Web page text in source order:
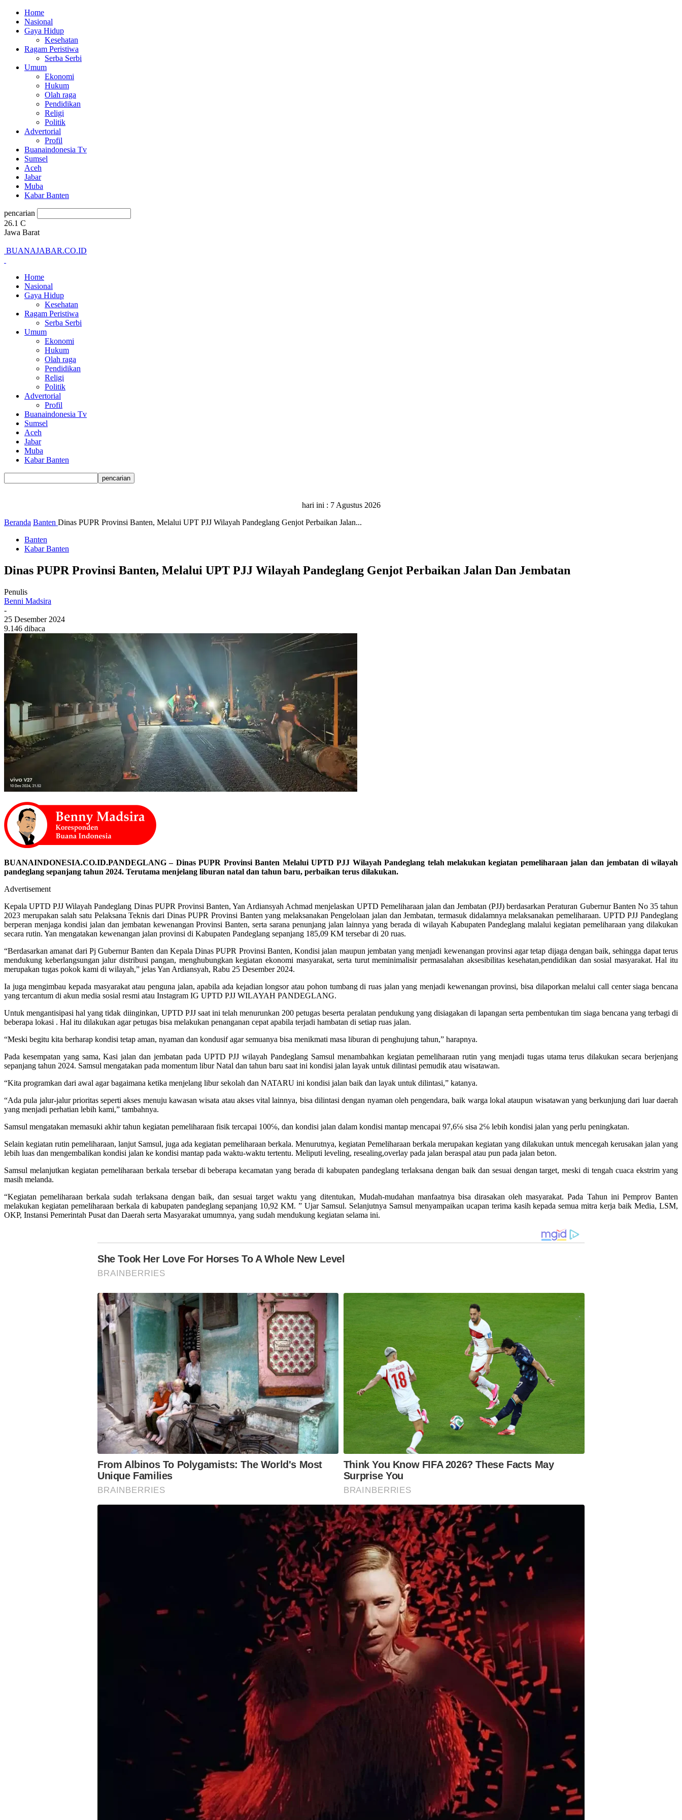
Home
Nasional
Gaya Hidup
Kesehatan
Ragam Peristiwa
Serba Serbi
Umum
Ekonomi
Hukum
Olah raga
Pendidikan
Religi
Politik
Advertorial
Profil
Buanaindonesia Tv
Sumsel
Aceh
Jabar
Muba
Kabar Banten
pencarian
26.1 C
Jawa Barat
BUANAJABAR.CO.ID
Home
Nasional
Gaya Hidup
Kesehatan
Ragam Peristiwa
Serba Serbi
Umum
Ekonomi
Hukum
Olah raga
Pendidikan
Religi
Politik
Advertorial
Profil
Buanaindonesia Tv
Sumsel
Aceh
Jabar
Muba
Kabar Banten
hari ini : 7 Agustus 2026
Beranda Banten Dinas PUPR Provinsi Banten, Melalui UPT PJJ Wilayah Pandeglang Genjot Perbaikan Jalan...
Banten
Kabar Banten
Dinas PUPR Provinsi Banten, Melalui UPT PJJ Wilayah Pandeglang Genjot Perbaikan Jalan Dan Jembatan
Penulis
Benni Madsira
-
25 Desember 2024
9.146 dibaca
BUANAINDONESIA.CO.ID.PANDEGLANG – Dinas PUPR Provinsi Banten Melalui UPTD PJJ Wilayah Pandeglang telah melakukan kegiatan pemeliharaan jalan dan jembatan di wilayah
pandeglang sepanjang tahun 2024. Terutama menjelang liburan natal dan tahun baru, perbaikan terus dilakukan.
Advertisement
Kepala UPTD PJJ Wilayah Pandeglang Dinas PUPR Provinsi Banten, Yan Ardiansyah Achmad menjelaskan UPTD Pemeliharaan jalan dan Jembatan (PJJ) berdasarkan Peraturan Gubernur Banten No 35 tahun
2023 merupakan salah satu Pelaksana Teknis dari Dinas PUPR Provinsi Banten yang melaksanakan Pengelolaan jalan dan Jembatan, termasuk didalamnya melaksanakan pemeliharaan. UPTD PJJ Pandeglang
berperan menjaga kondisi jalan dan jembatan kewenangan Provinsi Banten, serta sarana penunjang jalan lainnya yang berada di wilayah Kabupaten Pandeglang malalui kegiatan pemeliharaan yang dilakukan
secara rutin. Yan mengatakan kewenangan jalan provinsi di Kabupaten Pandeglang sepanjang 185,09 KM tersebar di 20 ruas.
“Berdasarkan amanat dari Pj Gubernur Banten dan Kepala Dinas PUPR Provinsi Banten, Kondisi jalan maupun jembatan yang menjadi kewenangan provinsi agar tetap dijaga dengan baik, sehingga dapat terus
mendukung keberlangsungan jalur distribusi pangan, menghubungkan kegiatan ekonomi masyarakat, serta turut meminimalisir permasalahan aksesibilitas kesehatan,pendidikan dan sosial masyarakat. Hal itu
merupakan tugas pokok kami di wilayah,” jelas Yan Ardiansyah, Rabu 25 Desember 2024.
Ia juga mengimbau kepada masyarakat atau penguna jalan, apabila ada kejadian longsor atau pohon tumbang di ruas jalan yang menjadi kewenangan provinsi, bisa dilaporkan melalui call center siaga bencana
yang tercantum di akun media sosial resmi atau Instagram IG UPTD PJJ WILAYAH PANDEGLANG.
Untuk mengantisipasi hal yang tidak diinginkan, UPTD PJJ saat ini telah menurunkan 200 petugas beserta peralatan pendukung yang disiagakan di lapangan serta pembentukan tim siaga bencana yang terbagi di
beberapa lokasi . Hal itu dilakukan agar petugas bisa melakukan penanganan cepat apabila terjadi hambatan di setiap ruas jalan.
“Meski begitu kita berharap kondisi tetap aman, nyaman dan kondusif agar semuanya bisa menikmati masa liburan di penghujung tahun,” harapnya.
Pada kesempatan yang sama, Kasi jalan dan jembatan pada UPTD PJJ wilayah Pandeglang Samsul menambahkan kegiatan pemeliharaan rutin yang menjadi tugas utama terus dilakukan secara berjenjang
sepanjang tahun 2024. Samsul mengatakan pada momentum libur Natal dan tahun baru saat ini kondisi jalan layak untuk dilintasi pemudik atau wisatawan.
“Kita programkan dari awal agar bagaimana ketika menjelang libur sekolah dan NATARU ini kondisi jalan baik dan layak untuk dilintasi,” katanya.
“Ada pula jalur-jalur prioritas seperti akses menuju kawasan wisata atau akses vital lainnya, bisa dilintasi dengan nyaman oleh pengendara, baik warga lokal ataupun wisatawan yang berkunjung dari luar daerah
yang menjadi perhatian lebih kami,” tambahnya.
Samsul mengatakan memasuki akhir tahun kegiatan pemeliharaan fisik tercapai 100℅, dan kondisi jalan dalam kondisi mantap mencapai 97,6℅ sisa 2℅ lebih kondisi jalan yang perlu peningkatan.
Selain kegiatan rutin pemeliharaan, lanjut Samsul, juga ada kegiatan pemeliharaan berkala. Menurutnya, kegiatan Pemeliharaan berkala merupakan kegiatan yang dilakukan untuk mencegah kerusakan jalan yang
lebih luas dan mengembalikan kondisi jalan ke kondisi mantap pada waktu-waktu tertentu. Meliputi leveling, resealing,overlay pada jalan beraspal atau pun pada jalan beton.
Samsul melanjutkan kegiatan pemeliharaan berkala tersebar di beberapa kecamatan yang berada di kabupaten pandeglang terlaksana dengan baik dan sesuai dengan target, meski di tengah cuaca ekstrim yang
masih melanda.
“Kegiatan pemeliharaan berkala sudah terlaksana dengan baik, dan sesuai target waktu yang ditentukan, Mudah-mudahan manfaatnya bisa dirasakan oleh masyarakat. Pada Tahun ini Pemprov Banten
melakukan kegiatan pemeliharaan berkala di kabupaten pandeglang sepanjang 10,92 KM. ” Ujar Samsul. Selanjutnya Samsul menyampaikan ucapan terima kasih kepada semua mitra kerja baik Media, LSM,
OKP, Instansi Pemerintah Pusat dan Daerah serta Masyarakat umumnya, yang sudah mendukung kegiatan selama ini.